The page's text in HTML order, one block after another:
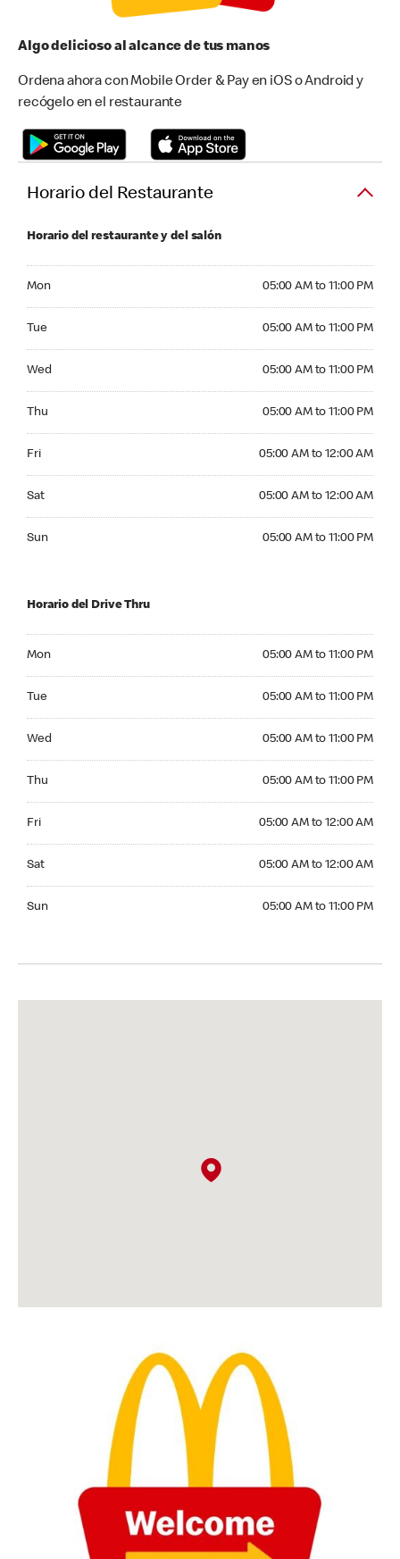
Algo delicioso al alcance de tus manos
Ordena ahora con Mobile Order & Pay en iOS o Android y
recógelo en el restaurante
Horario del Restaurante
Horario del restaurante y del salón
Mon 05:00 AM to 11:00 PM
Tue 05:00 AM to 11:00 PM
Wed 05:00 AM to 11:00 PM
Thu 05:00 AM to 11:00 PM
Fri 05:00 AM to 12:00 AM
Sat 05:00 AM to 12:00 AM
Sun 05:00 AM to 11:00 PM
Horario del Drive Thru
Mon 05:00 AM to 11:00 PM
Tue 05:00 AM to 11:00 PM
Wed 05:00 AM to 11:00 PM
Thu 05:00 AM to 11:00 PM
Fri 05:00 AM to 12:00 AM
Sat 05:00 AM to 12:00 AM
Sun 05:00 AM to 11:00 PM